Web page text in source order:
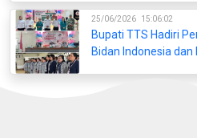
25/06/2026 15:06:02
Bupati TTS Hadiri
Bidan Indonesia